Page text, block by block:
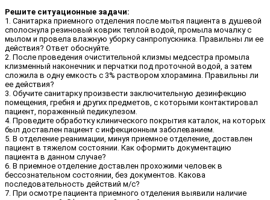
Решите ситуационные задачи:
1. Санитарка приемного отделения после мытья пациента в душевой
сполоснула резиновый коврик теплой водой, промыла мочалку с
мылом и провела влажную уборку санпропускника. Правильны ли ее
действия? Ответ обоснуйте.
2. После проведения очистительной клизмы медсестра промыла
клизменный наконечник и перчатки под проточной водой, а затем
сложила в одну емкость с 3% раствором хлорамина. Правильны ли
ее действия?
3. Обучите санитарку произвести заключительную дезинфекцию
помещения, гребня и других предметов, с которыми контактировал
пациент, пораженный педикулезом.
4. Проведите обработку клинического покрытия каталок, на которых
был доставлен пациент с инфекционным заболеванием.
5. В отделение реанимации, минуя приемное отделение, доставлен
пациент в тяжелом состоянии. Как оформить документацию
пациента в данном случае?
6. В приемное отделение доставлен прохожими человек в
бессознательном состоянии, без документов. Какова
последовательность действий м/с?
7. При осмотре пациента приемного отделения выявили наличие